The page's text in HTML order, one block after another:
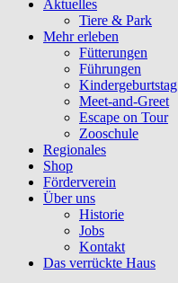
Aktuelles
Tiere & Park
Mehr erleben
Fütterungen
Führungen
Kindergeburtstag
Meet-and-Greet
Escape on Tour
Zooschule
Regionales
Shop
Förderverein
Über uns
Historie
Jobs
Kontakt
Das verrückte Haus